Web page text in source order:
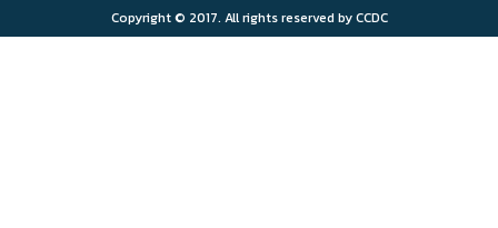
PM2.5
Copyright © 2017. All rights reserved by CCDC